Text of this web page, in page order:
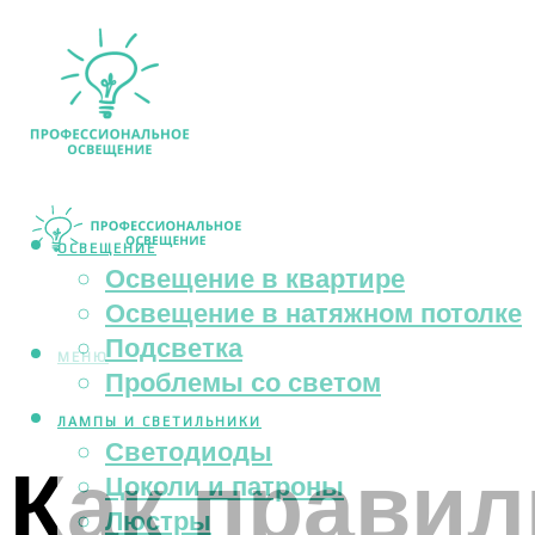
ОСВЕЩЕНИЕ
Освещение в квартире
Освещение в натяжном потолке
Подсветка
Проблемы со светом
ЛАМПЫ И СВЕТИЛЬНИКИ
Светодиоды
Цоколи и патроны
Люстры
МЕНЮ
Как